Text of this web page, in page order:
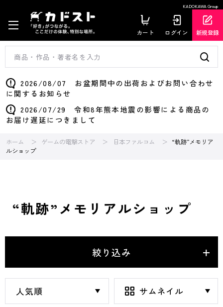
KADOKAWA Group
カート ログイン 新規登録
2026/08/07 お盆期間中の出荷およびお問い合わせ
に関するお知らせ
2026/07/29 令和8年熊本地震の影響による商品の
お届け遅延につきまして
ホーム ゲームの電撃ストア 日本ファルコム
“軌跡”メモリア
ルショップ
“軌跡”メモリアルショップ
絞り込み